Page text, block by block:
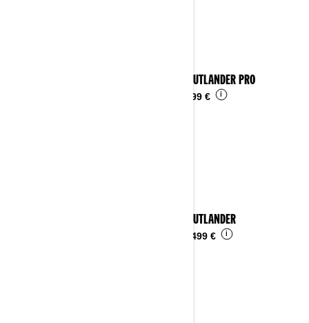
2024 OUTLANDER PRO
9.999 € i
2024 OUTLANDER
15.499 € i